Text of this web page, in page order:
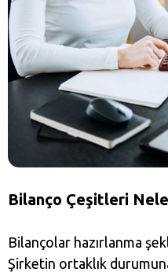
Bilanço Çeşitleri
Bilançolar hazırlanma
Şirketin ortaklık